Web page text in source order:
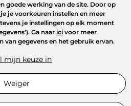
goede werking van de site. Door op
je voorkeuren instellen en meer
je instellingen op elk moment
Ga naar ici voor meer
van gegevens en het gebruik ervan.
mijn keuze in
Weiger